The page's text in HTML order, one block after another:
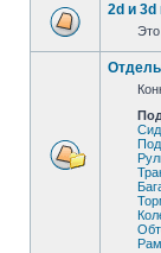
2d и